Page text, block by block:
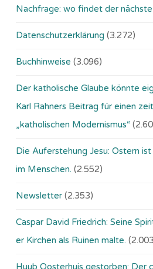
Nachfrage: wo findet der
Datenschutzerklärung (3.272)
Buchhinweise (3.096)
Der katholische Glaube könnte
Karl Rahners Beitrag für einen
„katholischen Modernismus“
Die Auferstehung Jesu: Ostern
im Menschen. (2.552)
Newsletter (2.353)
Caspar David Friedrich: Seine
er Kirchen als Ruinen malte.
Huub Oosterhuis gestorben: Der